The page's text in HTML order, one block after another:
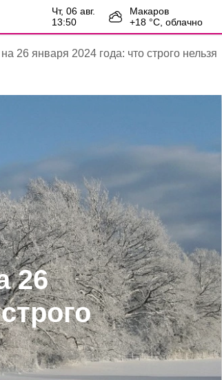
чт, 06 авг.
13:50
Макаров
+18 °С, облачно
26 января 2024 года: что строго нельзя
26